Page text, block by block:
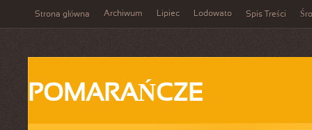
Strona główna Archiwum Lipiec Lodowato Spis Treści
POMARAŃCZE